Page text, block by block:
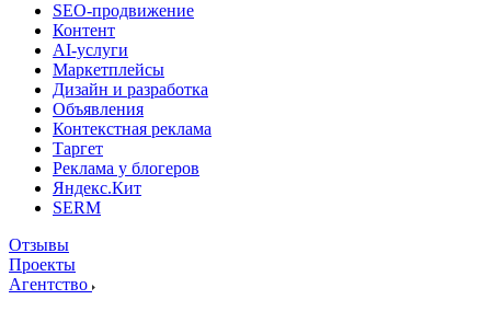
SEO-продвижение
Контент
AI-услуги
Маркетплейсы
Дизайн и разработка
Объявления
Контекстная реклама
Таргет
Реклама у блогеров
Яндекс.Кит
SERM
Отзывы
Проекты
Агентство